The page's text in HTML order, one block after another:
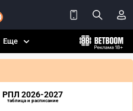
Еще
РПЛ 2026-2027
таблица и расписание